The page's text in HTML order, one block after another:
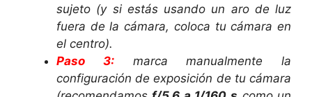
sujeto (y si estás usando un aro de luz
fuera de la cámara, coloca tu cámara en
el centro).
Paso 3:marca manualmente la
configuración de exposición de tu cámara